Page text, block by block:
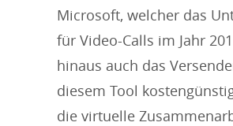
Microsoft, welcher das
für Video-Calls im Jahr
hinaus auch das
diesem Tool
die virtuelle